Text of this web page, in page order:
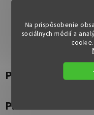
Na prispôsobenie
sociálnych médií a
Popis
Parametre